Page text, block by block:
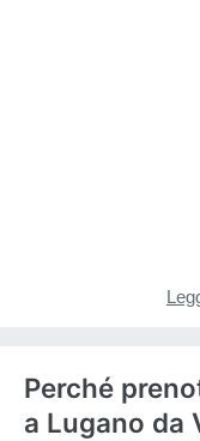
Perché
a Lugano da